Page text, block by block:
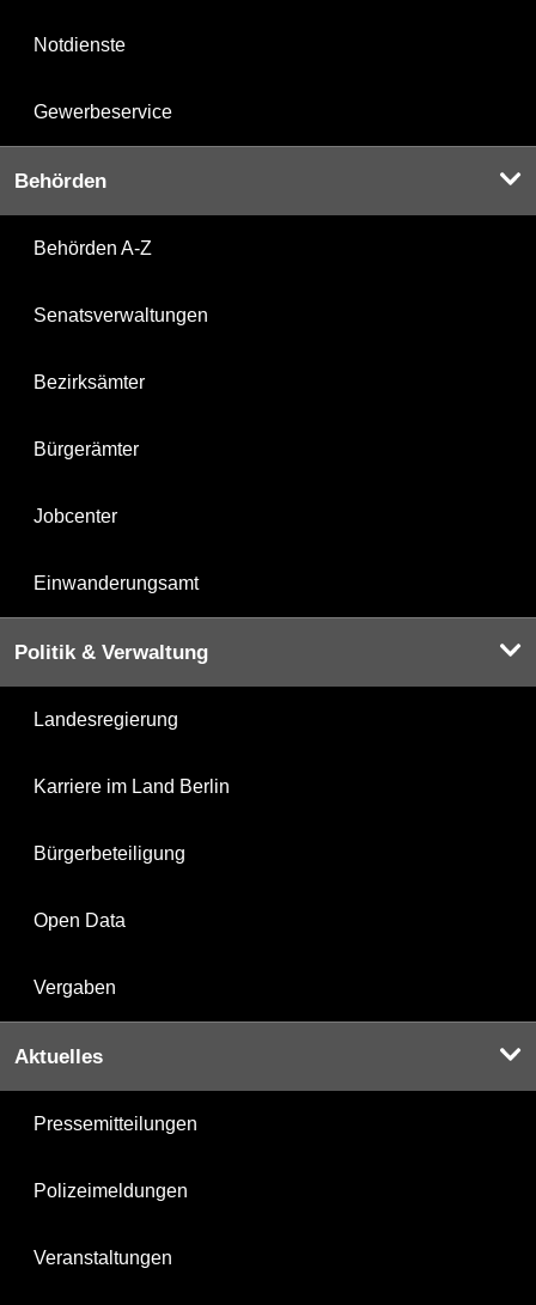
Notdienste
Gewerbeservice
Behörden
Behörden A-Z
Senatsverwaltungen
Bezirksämter
Bürgerämter
Jobcenter
Einwanderungsamt
Politik & Verwaltung
Landesregierung
Karriere im Land Berlin
Bürgerbeteiligung
Open Data
Vergaben
Aktuelles
Pressemitteilungen
Polizeimeldungen
Veranstaltungen